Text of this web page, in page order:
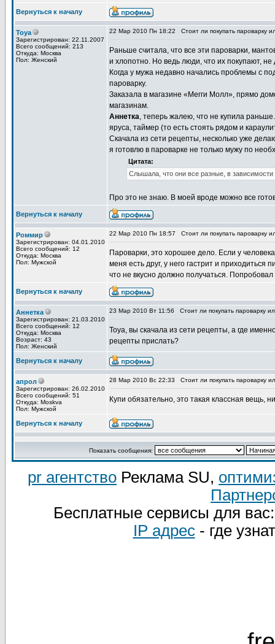
Вернуться к началу
Toya
Зарегистрирован: 22.11.2007
Всего сообщений: 213
Откуда: Москва
Пол: Женский
22 Мар 2010 Пн 18:22 Стоит ли покупать пароварку
Раньше считала, что все эти пароварки,
и хлопотно. Но ведь люди, что их покупают, не
Когда у мужа недавно начались проблемы с
пароварку.
Заказала в магазине «Мегги Молл», прямо
магазинам.
Аннетка, теперь жалею, что не купила
яруса, таймер (то есть стоять рядом и
Скачала из сети рецепты, несколько уже
я готовлю в пароварке не только мужу по
Цитата:
Слышала, что они все разные, в зависимости
Про это не знаю. В моей вроде можно все
Вернуться к началу
Роммир
Зарегистрирован: 04.01.2010
Всего сообщений: 12
Откуда: Москва
Пол: Мужской
22 Мар 2010 Пн 18:57 Стоит ли покупать пароварку
Пароварки, это хорошее дело. Если у
меня есть друг, у него гастрит и приходиться
что не вкусно должно получаться. Попробовал
Вернуться к началу
Аннетка
Зарегистрирован: 21.03.2010
Всего сообщений: 12
Откуда: Москва
Возраст: 43
Пол: Женский
23 Мар 2010 Вт 11:56 Стоит ли покупать пароварку
Toya, вы скачала из сети рецепты, а где
рецепты прислать?
Вернуться к началу
апрол
Зарегистрирован: 26.02.2010
Всего сообщений: 51
Откуда: Moskva
Пол: Мужской
28 Мар 2010 Вс 22:33 Стоит ли покупать пароварку
Купи обязательно, это такая классная вещь,
Вернуться к началу
Показать сообщения:
pr агентство Реклама SU,
Бесплатные сервисы для
IP адрес- где